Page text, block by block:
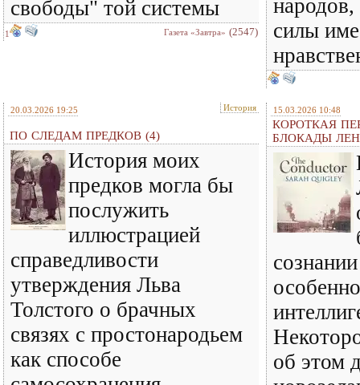
свободы" той системы
1 Газета «Завтра» (2547)
силы
20.03.2026 19:25 История
ПО СЛЕДАМ ПРЕДКОВ (4)
История моих
предков могла бы
послужить
иллюстрацией
справедливости
утверждения Льва
Толстого о брачных
связях с простонародьем
как способе
15.03.2026 10:48
КОРОТКАЯ
БЛОКАДЫ
об этом